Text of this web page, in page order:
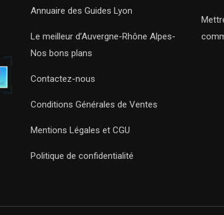
Annuaire des Guides Lyon
Le meilleur d’Auvergne-Rhône Alpes-
Nos bons plans
Contactez-nous
Conditions Générales de Ventes
Mentions Légales et CGU
Politique de confidentialité